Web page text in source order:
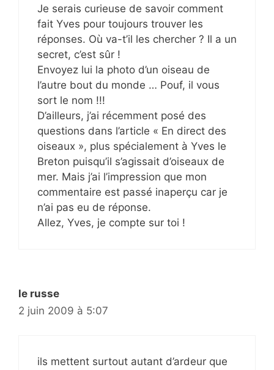
Je serais curieuse de savoir comment
fait Yves pour toujours trouver les
réponses. Où va-t’il les chercher ? Il a un
secret, c’est sûr !
Envoyez lui la photo d’un oiseau de
l’autre bout du monde … Pouf, il vous
sort le nom !!!
D’ailleurs, j’ai récemment posé des
questions dans l’article « En direct des
oiseaux », plus spécialement à Yves le
Breton puisqu’il s’agissait d’oiseaux de
mer. Mais j’ai l’impression que mon
commentaire est passé inaperçu car je
n’ai pas eu de réponse.
Allez, Yves, je compte sur toi !
le russe
2 juin 2009 à 5:07
ils mettent surtout autant d’ardeur que